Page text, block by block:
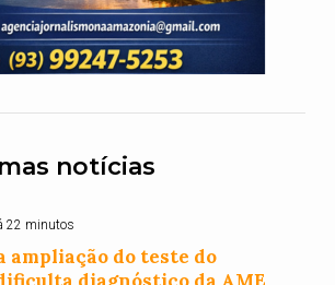
notícias
22 minutos
ampliação do teste do